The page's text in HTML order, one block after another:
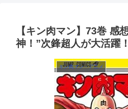
【キン肉マン】73巻 感
神！”次鋒超人が大活躍
キン肉マン・アニメ